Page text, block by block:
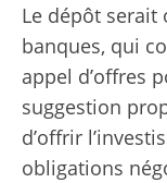
Le dépôt serait
banques, qui
appel d’offres
suggestion
d’offrir
obligations